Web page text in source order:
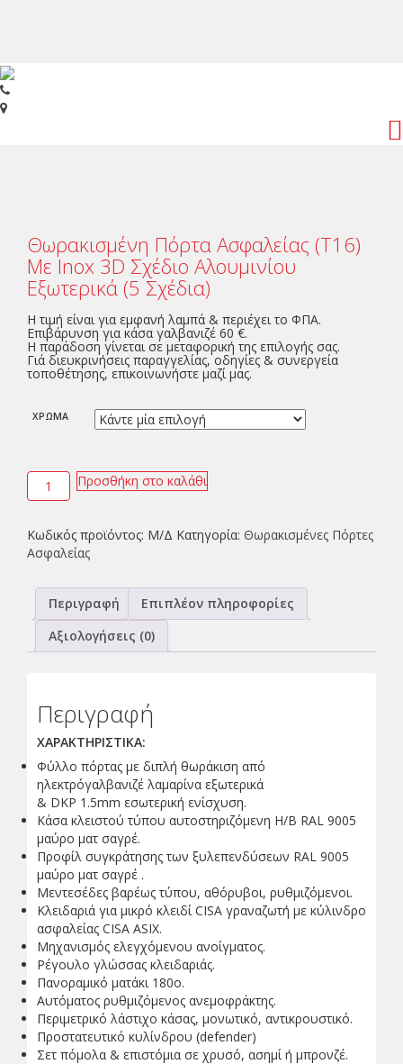
Θωρακισμένη Πόρτα Ασφαλείας (Τ16)
Με Inox 3D Σχέδιο Αλουμινίου
Εξωτερικά (5 Σχέδια)
Η τιμή είναι για εμφανή λαμπά & περιέχει το ΦΠΑ.
Eπιβάρυνση για κάσα γαλβανιζέ 60 €.
Η παράδοση γίνεται σε μεταφορική της επιλογής σας.
Γιά διευκρινήσεις παραγγελίας, οδηγίες & συνεργεία
τοποθέτησης, επικοινωνήστε μαζί μας.
ΧΡΩΜΑ
Προσθήκη στο καλάθι
Κωδικός προϊόντος: Μ/Δ Κατηγορία: Θωρακισμένες Πόρτες
Ασφαλείας
Περιγραφή
Επιπλέον πληροφορίες
Αξιολογήσεις (0)
Περιγραφή
ΧΑΡΑΚΤΗΡΙΣΤΙΚΑ:
Φύλλο πόρτας με διπλή θωράκιση από
ηλεκτρόγαλβανιζέ λαμαρίνα εξωτερικά
& DKP 1.5mm εσωτερική ενίσχυση.
Κάσα κλειστού τύπου αυτοστηριζόμενη Η/Β RAL 9005
μαύρο ματ σαγρέ.
Προφίλ συγκράτησης των ξυλεπενδύσεων RAL 9005
μαύρο ματ σαγρέ .
Μεντεσέδες βαρέως τύπου, αθόρυβοι, ρυθμιζόμενοι.
Κλειδαριά για μικρό κλειδί CISA γραναζωτή με κύλινδρο
ασφαλείας CISA ASIX.
Μηχανισμός ελεγχόμενου ανοίγματος.
Ρέγουλο γλώσσας κλειδαριάς.
Πανοραμικό ματάκι 180ο.
Αυτόματος ρυθμιζόμενος ανεμοφράκτης.
Περιμετρικό λάστιχο κάσας, μονωτικό, αντικρουστικό.
Προστατευτικό κυλίνδρου (defender)
Σετ πόμολα & επιστόμια σε χρυσό, ασημί ή μπρονζέ.